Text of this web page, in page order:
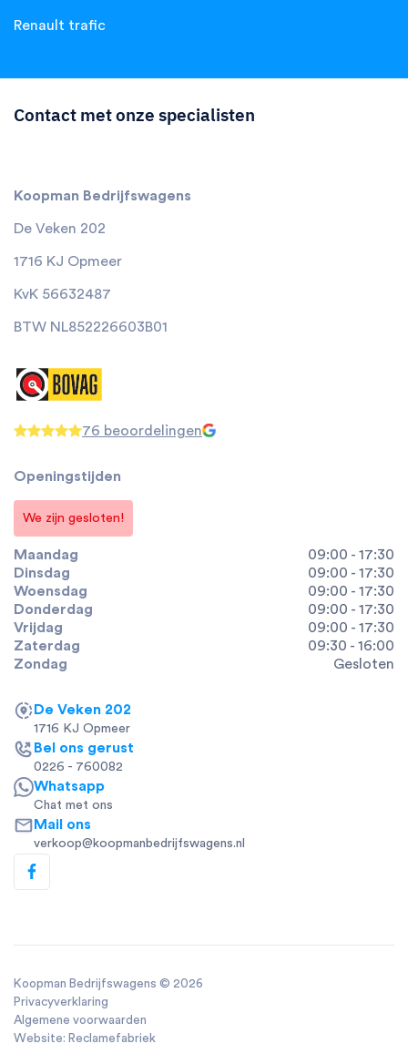
Renault trafic
Contact met onze specialisten
Koopman Bedrijfswagens
De Veken 202
1716 KJ Opmeer
KvK 56632487
BTW NL852226603B01
76 beoordelingen
Openingstijden
We zijn gesloten!
Maandag
09:00 - 17:30
Dinsdag
09:00 - 17:30
Woensdag
09:00 - 17:30
Donderdag
09:00 - 17:30
Vrijdag
09:00 - 17:30
Zaterdag
09:30 - 16:00
Zondag
Gesloten
De Veken 202
1716 KJ Opmeer
Bel ons gerust
0226 - 760082
Whatsapp
Chat met ons
Mail ons
verkoop@koopmanbedrijfswagens.nl
Koopman Bedrijfswagens © 2026
Privacyverklaring
Algemene voorwaarden
Website: Reclamefabriek